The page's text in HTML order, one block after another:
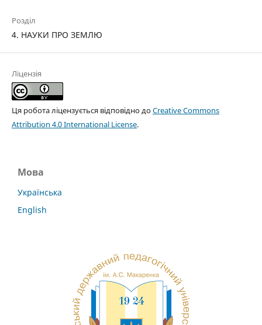
Розділ
4. НАУКИ ПРО ЗЕМЛЮ
Ліцензія
Ця робота ліцензується відповідно доCreative Commons
Attribution 4.0 International License.
Мова
Українська
English